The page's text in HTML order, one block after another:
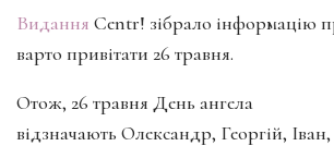
Видання Centr! зібрало інформацію
варто привітати 26 травня.
Отож, 26 травня День ангела
відзначають Олександр, Георгій,